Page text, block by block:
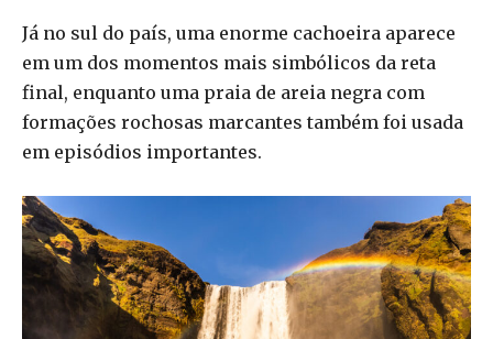
Já no sul do país, uma enorme cachoeira aparece
em um dos momentos mais simbólicos da reta
final, enquanto uma praia de areia negra com
formações rochosas marcantes também foi usada
em episódios importantes.